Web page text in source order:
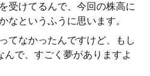
受けてるんで、今回の株高に
なというふうに思います。
てなかったんですけど、もし
で、すごく夢がありますよ